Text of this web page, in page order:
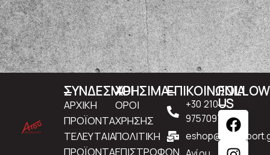
ΣΥΝΔΕΣΜΟΙ
ΑΡΧΙΚΗ
ΠΡΟΪΟΝΤΑ
ΤΕΛΕΥΤΑΙΑ
ΠΡΟΪΟΝΤΑ
ΧΡΗΣΙΜΑ
ΟΡΟΙ
ΧΡΗΣΗΣ
ΠΟΛΙΤΙΚΗ
ΕΠΙΣΤΡΟΦΩΝ
ΕΠΙΚΟΙΝΩΝΙΑ
+30 210
9757097
FOLLOW
US